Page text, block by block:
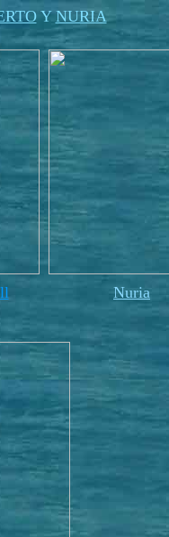
YNURIA
ll Nuria